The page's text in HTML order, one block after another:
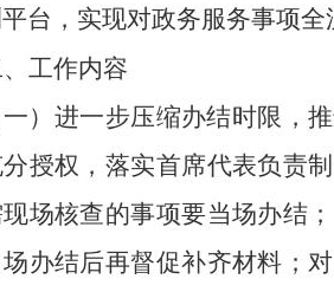
台，实现对政务服务事项
工作内容
一）进一步压缩办结时限，
授权，落实首席代表负责
场核查的事项要当场办结
办结后再督促补齐材料；